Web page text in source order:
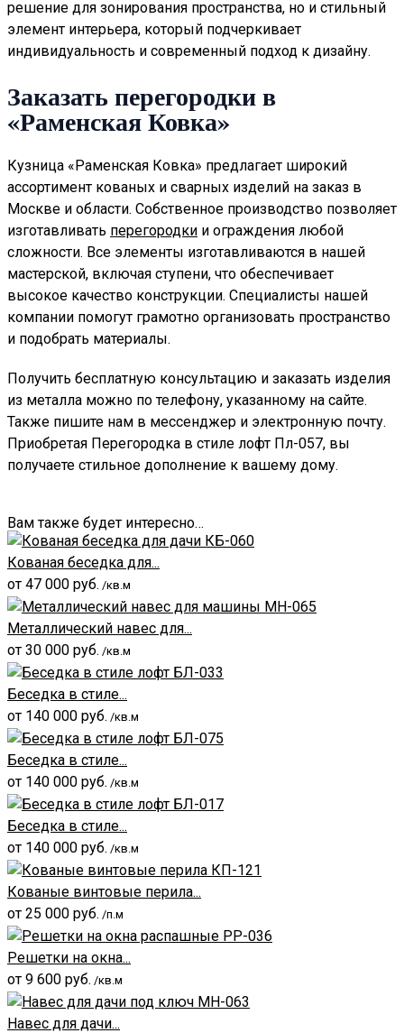
решение для зонирования пространства, но и стильный
элемент интерьера, который подчеркивает
индивидуальность и современный подход к дизайну.
Заказать перегородки в
«Раменская Ковка»
Кузница «Раменская Ковка» предлагает широкий
ассортимент кованых и сварных изделий на заказ в
Москве и области. Собственное производство позволяет
изготавливать перегородки и ограждения любой
сложности. Все элементы изготавливаются в нашей
мастерской, включая ступени, что обеспечивает
высокое качество конструкции. Специалисты нашей
компании помогут грамотно организовать пространство
и подобрать материалы.
Получить бесплатную консультацию и заказать изделия
из металла можно по телефону, указанному на сайте.
Также пишите нам в мессенджер и электронную почту.
Приобретая Перегородка в стиле лофт Пл-057, вы
получаете стильное дополнение к вашему дому.
Вам также будет интересно…
Кованая беседка для...
от 47 000 руб. /кв.м
Металлический навес для...
от 30 000 руб. /кв.м
Беседка в стиле...
от 140 000 руб. /кв.м
Беседка в стиле...
от 140 000 руб. /кв.м
Беседка в стиле...
от 140 000 руб. /кв.м
Кованые винтовые перила...
от 25 000 руб. /п.м
Решетки на окна...
от 9 600 руб. /кв.м
Навес для дачи...